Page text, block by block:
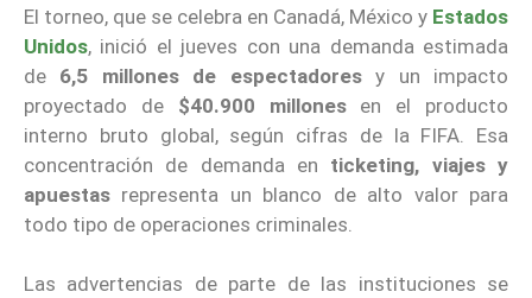
El torneo, que se celebra en Canadá, México y Estados
Unidos, inició el jueves con una demanda estimada
de 6,5 millones de espectadoresy un impacto
proyectado de $40.900 millonesen el producto
interno bruto global, según cifras de la FIFA. Esa
concentración de demanda en ticketing, viajes y
apuestas representa un blanco de alto valor para
todo tipo de operaciones criminales.
Las advertencias de parte de las instituciones se